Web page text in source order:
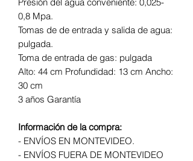
0,8 Mpa.
Tomas de de entrada y salida de agua:
pulgada.
Toma de entrada de gas: pulgada
Alto: 44 cm Profundidad: 13 cm Ancho:
30 cm
3 años Garantía
Información de la compra:
- ENVÍOS EN MONTEVIDEO.
- ENVÍOS FUERA DE MONTEVIDEO